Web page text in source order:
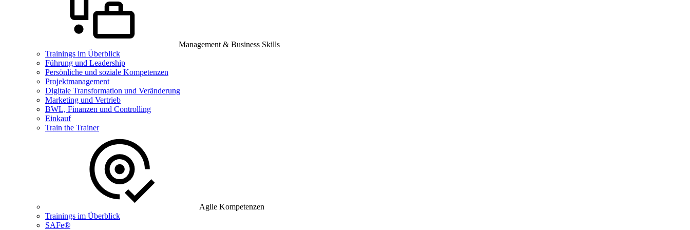
Management & Business Skills
Trainings im Überblick
Führung und Leadership
Persönliche und soziale Kompetenzen
Projektmanagement
Digitale Transformation und Veränderung
Marketing und Vertrieb
BWL, Finanzen und Controlling
Einkauf
Train the Trainer
Agile Kompetenzen
Trainings im Überblick
SAFe®